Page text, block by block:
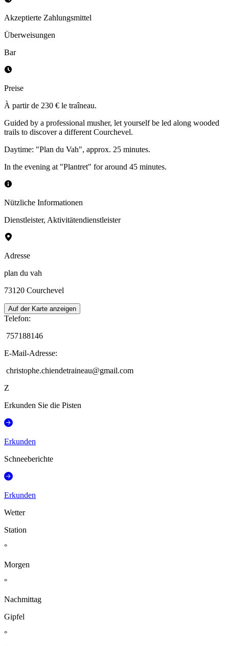
Akzeptierte Zahlungsmittel
Überweisungen
Bar
Preise
À partir de 230 € le traîneau.
Guided by a professional musher, let yourself be led along wooded
trails to discover a different Courchevel.
Daytime: "Plan du Vah", approx. 25 minutes.
In the evening at "Plantret" for around 45 minutes.
Nützliche Informationen
Dienstleister, Aktivitätendienstleister
Adresse
plan du vah
73120 Courchevel
Auf der Karte anzeigen
Telefon:
757188146
E-Mail-Adresse:
christophe.chiendetraineau@gmail.com
Z
Erkunden Sie die Pisten
Erkunden
Schneeberichte
Erkunden
Wetter
Station
°
Morgen
°
Nachmittag
Gipfel
°